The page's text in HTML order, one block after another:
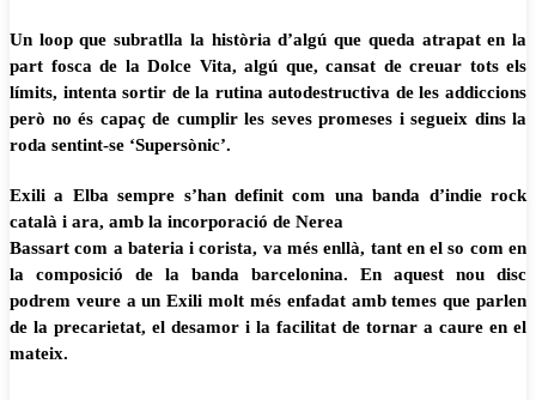
Un loop que subratlla la història d’algú que queda atrapat en la
part fosca de la Dolce Vita, algú que, cansat de creuar tots els
límits, intenta sortir de la rutina autodestructiva de les addiccions
però no és capaç de cumplir les seves promeses i segueix dins la
roda sentint-se ‘Supersònic’.
Exili a Elba sempre s’han definit com una banda d’indie rock
català i ara, amb la incorporació de Nerea
Bassart com a bateria i corista, va més enllà, tant en el so com en
la composició de la banda barcelonina. En aquest nou disc
podrem veure a un Exili molt més enfadat amb temes que parlen
de la precarietat, el desamor i la facilitat de tornar a caure en el
mateix.